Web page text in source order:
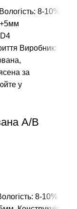
Вологість: 8-10%
Виробник:
за
у
A/В
8-10%